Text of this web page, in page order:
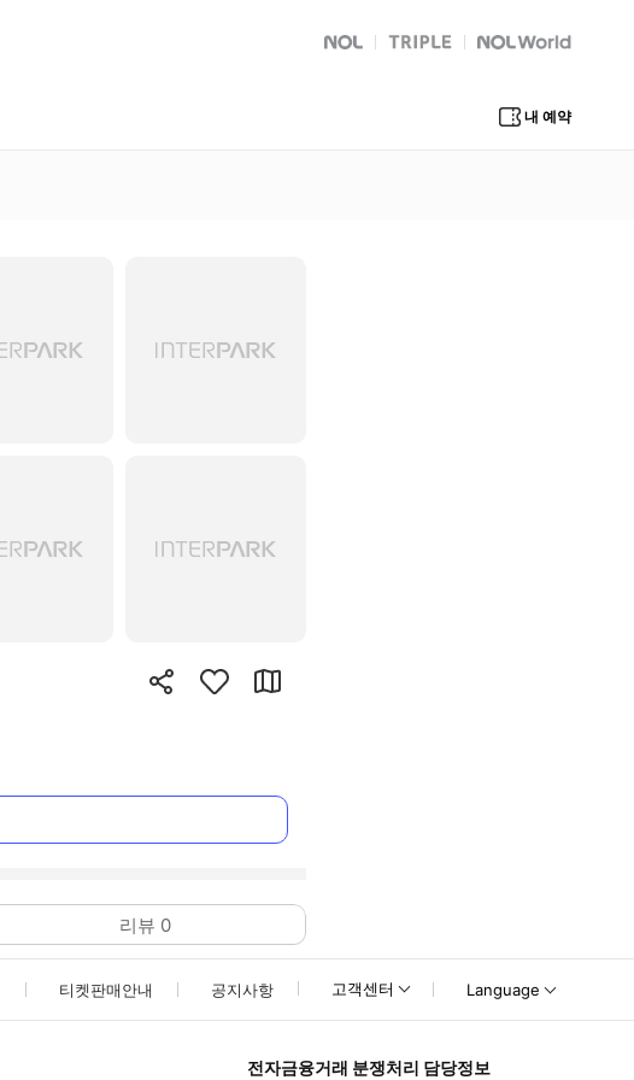
NOL
트리플 Global Interpark
내 예약
리뷰 0
티켓판매안내 공지사항 고객센터 Language
전자금융거래 분쟁처리 담당정보